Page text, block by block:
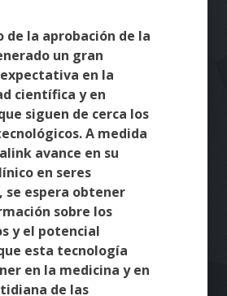
de la aprobación de la
un gran
en la
científica y en
siguen de cerca los
A medida
avance en su
en seres
se espera obtener
sobre los
y el potencial
esta tecnología
en la medicina y en
de las